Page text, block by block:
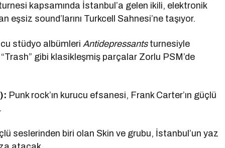
kapsamında İstanbul’a gelen ikili, elektronik
sound’larını Turkcell Sahnesi’ne taşıyor.
stüdyo albümleriAntidepressantsturnesiyle
gibi klasikleşmiş parçalar Zorlu PSM’de
Punk rock’ın kurucu efsanesi, Frank Carter’ın güçlü
seslerinden biri olan Skin ve grubu, İstanbul’un yaz